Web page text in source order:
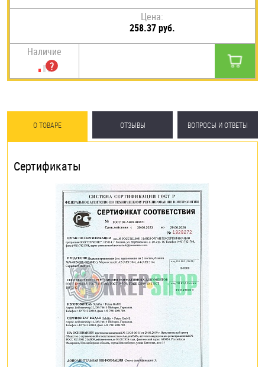
Цена:
258.37 руб.
Наличие
О ТОВАРЕ ОТЗЫВЫ ВОПРОСЫ И ОТВЕТЫ
Сертификаты